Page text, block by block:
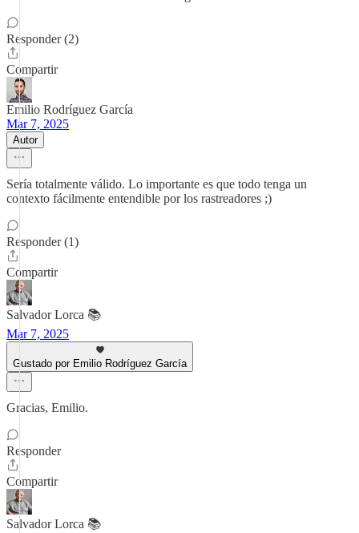
Responder (2)
Compartir
Emilio Rodríguez García
Mar 7, 2025
Autor
Sería totalmente válido. Lo importante es que todo tenga un
contexto fácilmente entendible por los rastreadores ;)
Responder (1)
Compartir
Salvador Lorca 📚
Mar 7, 2025
Gustado por Emilio Rodríguez García
Gracias, Emilio.
Responder
Compartir
Salvador Lorca 📚